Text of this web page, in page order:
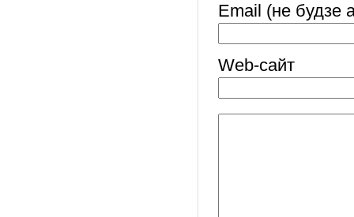
Email (не будзе
Web-cайт